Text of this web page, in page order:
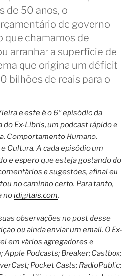
de 50 anos, o
do governo
que chamamos de
arranhar a superfície de
que origina um déficit
bilhões de reais para o
e este é o 6º episódio da
Ex-Libris, um podcast rápido e
Comportamento Humano,
Cultura. A cada episódio um
e espero que esteja gostando do
e sugestões, afinal eu
no caminho certo. Para tanto,
noidigitais.com.
observações no post desse
ou ainda enviar um email. O Ex-
em vários agregadores e
Apple Podcasts; Breaker; Castbox;
Pocket Casts; RadioPublic;